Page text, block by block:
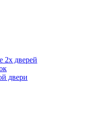
2х дверей
двери